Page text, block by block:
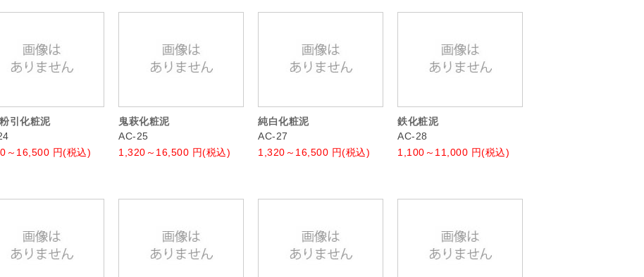
引化粧泥
～16,500 円(税込)
鬼萩化粧泥
AC-25
1,320～16,500 円(税込)
純白化粧泥
AC-27
1,320～16,500 円(税込)
鉄化粧泥
AC-28
1,100～11,000 円(税込)